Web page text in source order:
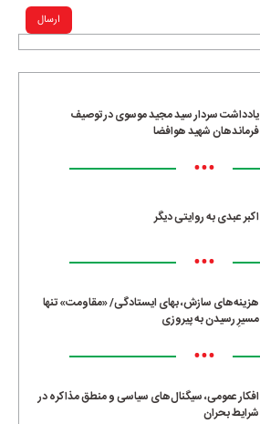
یادداشت سردار سید مجید موسوی در توصیف
فرماندهان شهید هوافضا
•••
اکبر عبدی به روایتی دیگر
•••
هزینه‌های سازش، بهای ایستادگی/ «مقاومت» تنها
مسیرِ رسیدن به پیروزی
•••
افکار عمومی، سیگنال‌های سیاسی و منطق مذاکره در
شرایط بحران
ارسال